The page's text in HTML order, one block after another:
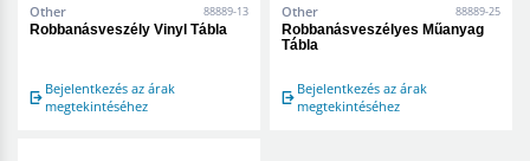
Other 88889-13
Robbanásveszély Vinyl Tábla
Bejelentkezés az árak
megtekintéséhez
Other 88889-25
Robbanásveszélyes Műanyag
Tábla
Bejelentkezés az árak
megtekintéséhez